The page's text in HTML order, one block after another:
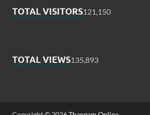
TOTAL VISITORS121,150
TOTAL VIEWS135,893